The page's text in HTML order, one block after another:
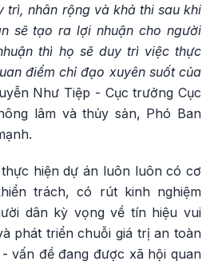
trì, nhân rộng và khả thi sau khi
sẽ tạo ra lợi nhuận cho người
thì họ sẽ duy trì việc thực
điểm chỉ đạo xuyên suốt của
Như Tiệp - Cục trưởng Cục
lâm và thủy sản, Phó Ban
hiện dự án luôn luôn có cơ
trách, có rút kinh nghiệm
dân kỳ vọng về tín hiệu vui
phát triển chuỗi giá trị an toàn
vấn đề đang được xã hội quan